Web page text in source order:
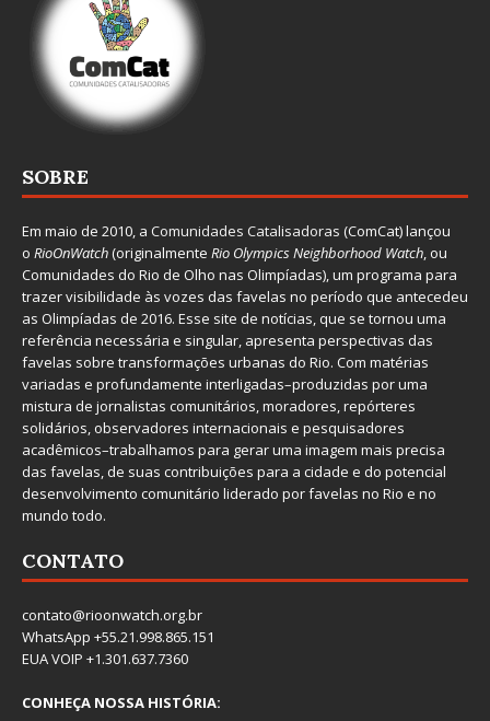
SOBRE
Em maio de 2010, a Comunidades Catalisadoras (ComCat) lançou
o RioOnWatch(originalmente Rio Olympics Neighborhood Watch, ou
Comunidades do Rio de Olho nas Olimpíadas), um programa para
trazer visibilidade às vozes das favelas no período que antecedeu
as Olimpíadas de 2016. Esse site de notícias, que se tornou uma
referência necessária e singular, apresenta perspectivas das
favelas sobre transformações urbanas do Rio. Com matérias
variadas e profundamente interligadas–produzidas por uma
mistura de jornalistas comunitários, moradores, repórteres
solidários, observadores internacionais e pesquisadores
acadêmicos–trabalhamos para gerar uma imagem mais precisa
das favelas, de suas contribuições para a cidade e do potencial
desenvolvimento comunitário liderado por favelas no Rio e no
mundo todo.
CONTATO
contato@rioonwatch.org.br
WhatsApp +55.21.998.865.151
EUA VOIP +1.301.637.7360
CONHEÇA NOSSA HISTÓRIA: